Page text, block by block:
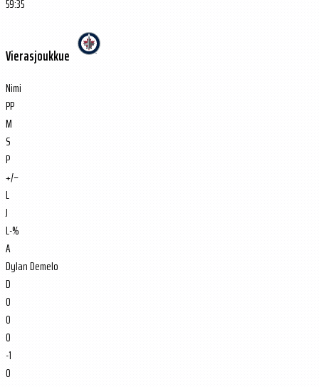
59:35
Vierasjoukkue
Nimi
PP
M
S
P
+/−
L
J
L-%
A
Dylan Demelo
D
0
0
0
-1
0